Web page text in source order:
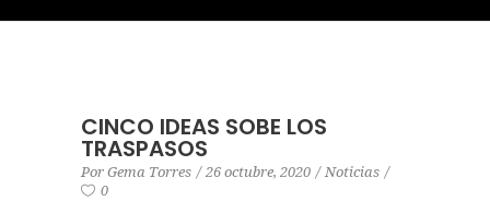
CINCO IDEAS SOBE LOS
TRASPASOS
Por Gema Torres 26 octubre, 2020
Noticias
0